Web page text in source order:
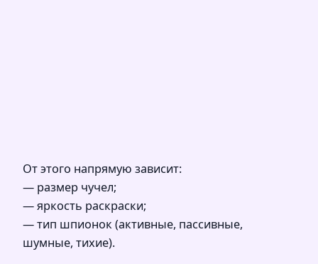
От этого напрямую зависит:
— размер чучел;
— яркость раскраски;
— тип шпионок (активные, пассивные,
шумные, тихие).